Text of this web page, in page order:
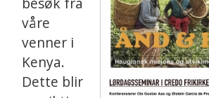
våre
venner i
Kenya.
Dette blir